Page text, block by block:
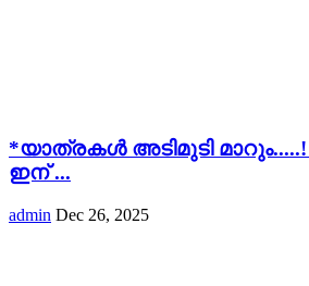
*യാത്രകൾ അടിമുടി മാറും.....!
ഇന് ...
admin Dec 26, 2025